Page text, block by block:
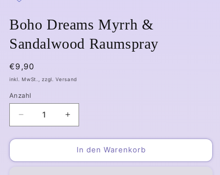
Modal
Boho Dreams Myrrh &
Sandalwood Raumspray
Normaler
Preis
€9,90
inkl. MwSt., zzgl. Versand
Anzahl
Verringere
die
Menge
Boho
Erhöhe
die
Menge
Boho
In den Warenkorb